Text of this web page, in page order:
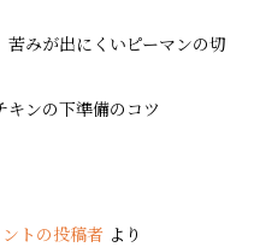
みが出にくいピーマンの切
ンの下準備のコツ
トの投稿者 より